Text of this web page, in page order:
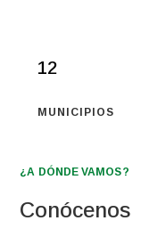
12
MUNICIPIOS
¿A DÓNDE VAMOS?
Conócenos